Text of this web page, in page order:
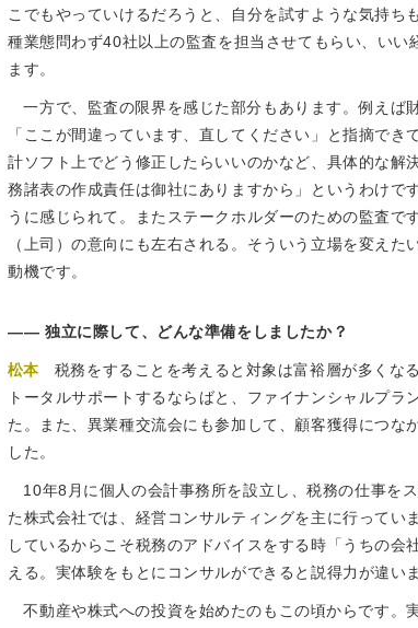
こでもやっていけるだろうと、自分を試すような気持ち
種業態問わず40社以上の監査を担当させてもらい、いい
ます。
一方で、監査の限界を感じた部分もあります。例えば
「ここが間違っています、直してください」と指摘でき
計ソフト上でどう修正したらいいのかなど、具体的な解
務諸表の作成責任は御社にありますから」というわけで
うに感じられて。またステークホルダーのための監査で
（上司）の意向にも左右される。そういう立場を変えた
動機です。
独立に際して、どんな準備をしましたか？
松本
税務をすることを考えると対象は富裕層が多くな
トータルサポートするならばと、ファイナンシャルプラ
た。また、異業種交流会にも参加して、顧客獲得につな
した。
10年8月に個人の会計事務所を設立し、税務の仕事を
た株式会社では、経営コンサルティングを主に行ってい
しているからこそ税務のアドバイスをする時「うちの会
える。実体験をもとにコンサルができると説得力が違いま
不動産や株式への投資を始めたのもこの頃からです。